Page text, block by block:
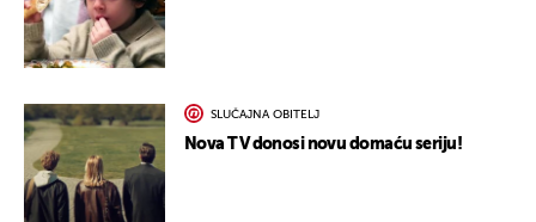
SLUČAJNA OBITELJ
Nova TV donosi novu domaću seriju!